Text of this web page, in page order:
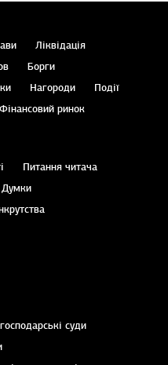
Ліквідація
Борги
Нагороди
Події
Фінансовий ринок
Питання читача
Думки
суди